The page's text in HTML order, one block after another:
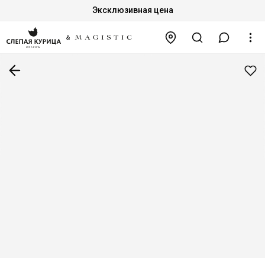
Эксклюзивная цена